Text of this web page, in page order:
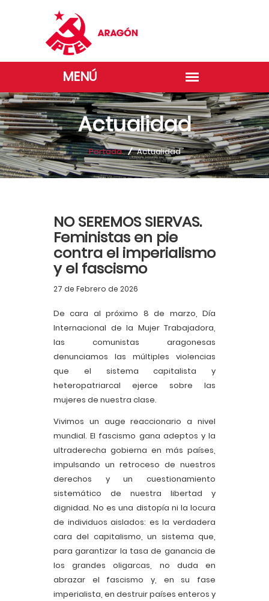
Actualidad
Portada Actualidad
NO SEREMOS SIERVAS.
Feministas en pie
contra el imperialismo
y el fascismo
27 de Febrero de 2026
De cara al próximo 8 de marzo, Día
Internacional de la Mujer Trabajadora,
las comunistas aragonesas
denunciamos las múltiples violencias
que el sistema capitalista y
heteropatriarcal ejerce sobre las
mujeres de nuestra clase.
Vivimos un auge reaccionario a nivel
mundial. El fascismo gana adeptos y la
ultraderecha gobierna en más países,
impulsando un retroceso de nuestros
derechos y un cuestionamiento
sistemático de nuestra libertad y
dignidad. No es una distopía ni la locura
de individuos aislados: es la verdadera
cara del capitalismo, un sistema que,
para garantizar la tasa de ganancia de
los grandes oligarcas, no duda en
abrazar el fascismo y, en su fase
imperialista, en destruir países enteros y